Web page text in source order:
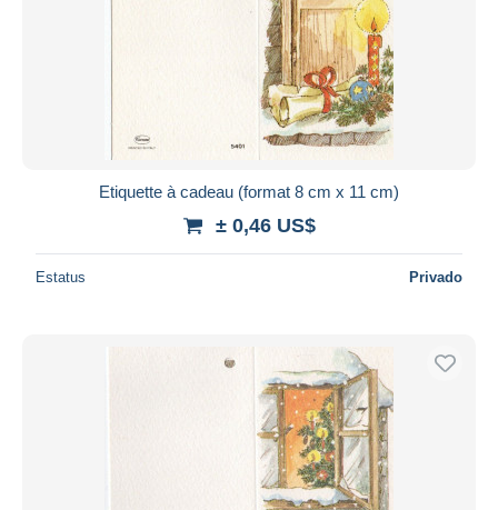
Etiquette à cadeau (format 8 cm x 11 cm)
± 0,46 US$
Estatus Privado